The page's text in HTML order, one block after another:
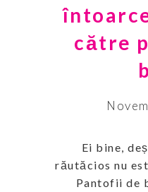
către
Ei bine,
răutăcios nu
Pantofii de